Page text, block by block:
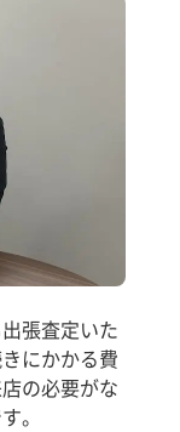
張査定いた
にかかる費
の必要がな
。